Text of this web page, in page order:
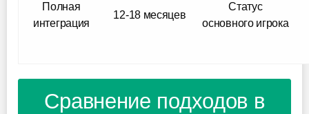
Полная
интеграция
12-18 месяцев
Статус
основного игрока
Сравнение подходов в